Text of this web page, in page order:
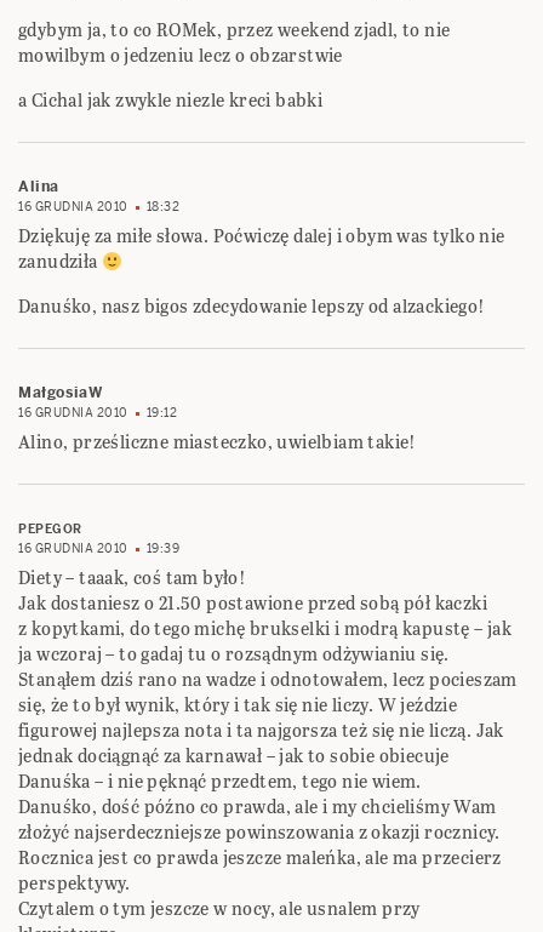
gdybym ja, to co ROMek, przez weekend zjadl, to nie
mowilbym o jedzeniu lecz o obzarstwie
a Cichal jak zwykle niezle kreci babki
Alina
16 GRUDNIA 2010 18:32
Dziękuję za miłe słowa. Poćwiczę dalej i obym was tylko nie
zanudziła
Danuśko, nasz bigos zdecydowanie lepszy od alzackiego!
MałgosiaW
16 GRUDNIA 2010 19:12
Alino, prześliczne miasteczko, uwielbiam takie!
PEPEGOR
16 GRUDNIA 2010
19:39
Diety – taaak, coś tam było!
Jak dostaniesz o 21.50 postawione przed sobą pół kaczki
z kopytkami, do tego michę brukselki i modrą kapustę – jak
ja wczoraj – to gadaj tu o rozsądnym odżywianiu się.
Stanąłem dziś rano na wadze i odnotowałem, lecz pocieszam
się, że to był wynik, który i tak się nie liczy. W jeździe
figurowej najlepsza nota i ta najgorsza też się nie liczą. Jak
jednak dociągnąć za karnawał – jak to sobie obiecuje
Danuśka – i nie pęknąć przedtem, tego nie wiem.
Danuśko, dość późno co prawda, ale i my chcieliśmy Wam
złożyć najserdeczniejsze powinszowania z okazji rocznicy.
Rocznica jest co prawda jeszcze maleńka, ale ma przecierz
perspektywy.
Czytalem o tym jeszcze w nocy, ale usnalem przy